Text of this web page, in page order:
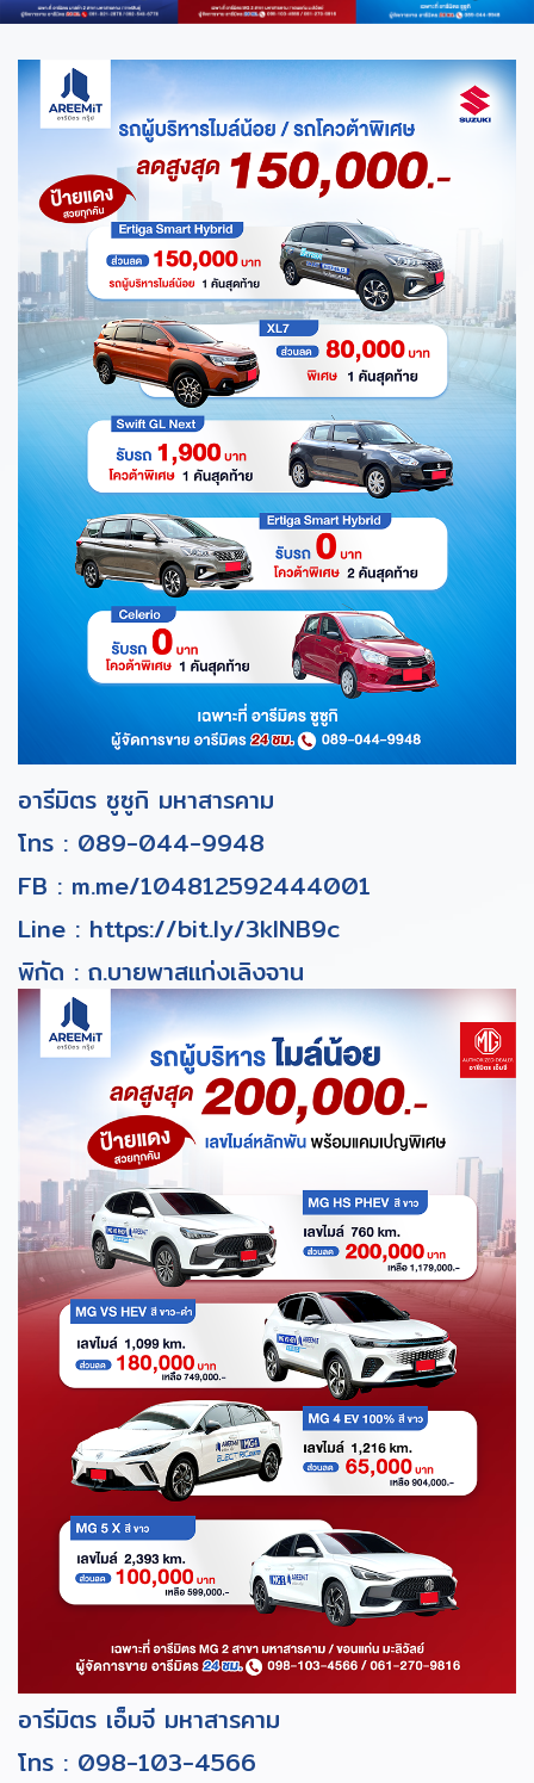
อารีมิตร ซูซูกิ มหาสารคาม
โทร : 089-044-9948
FB : m.me/104812592444001
Line : https://bit.ly/3klNB9c
พิกัด : ถ.บายพาสแก่งเลิงจาน
อารีมิตร เอ็มจี มหาสารคาม
โทร : 098-103-4566